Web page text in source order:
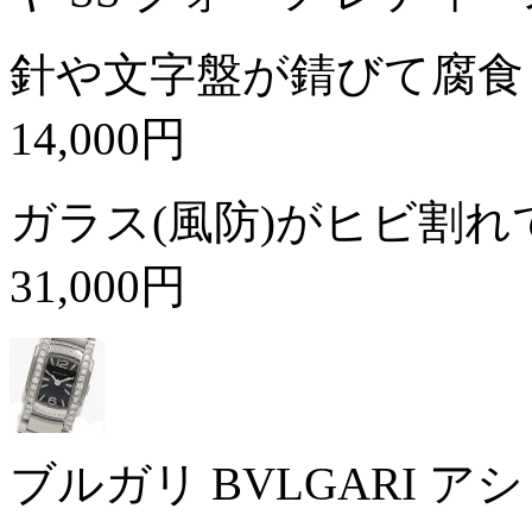
針や文字盤が錆びて腐
14,000円
ガラス(風防)がヒビ割
31,000円
ブルガリ BVLGARI ア